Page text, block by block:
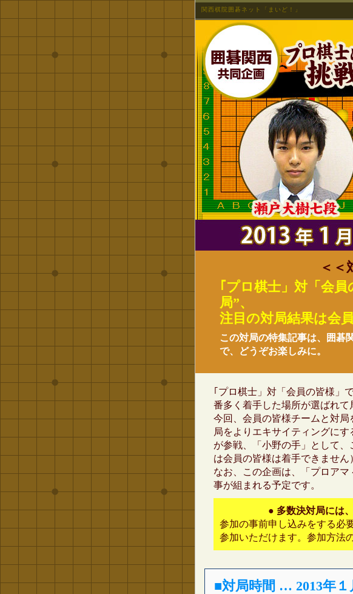
関西棋院囲碁ネット「まいど！」
＜＜
｢プロ棋士」対「会
局”、
注目の対局結果は会
この対局の特集記事は、囲碁
で、どうぞお楽しみに。
｢プロ棋士」対「会員の皆様」
番多く着手した場所が選ばれて
今回、会員の皆様チームと対
局をよりエキサイティングに
が参戦、「小野の手」として
は会員の皆様は着手できません
なお、この企画は、「プロア
事が組まれる予定です。
● 多数決対局には
参加の事前申し込みをする必
参加いただけます。参加方法
■対局時間 … 2013年１